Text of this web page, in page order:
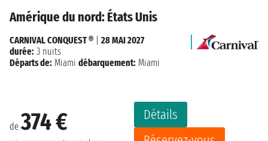
Amérique du nord: États Unis
de374 €
Détails
CARNIVAL CONQUEST ®
28 MAI 2027
durée: 3 nuits
Départs de: Miami débarquement: Miami